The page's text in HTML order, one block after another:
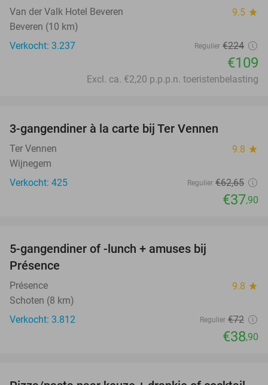
Van der Valk Hotel Beveren 9.5 star
Beveren (10 km)
Verkocht: 3.237
Regulier €224
€109
Excl. ca. €2,20 p.p.p.n. toeristenbelasting
3-gangendiner à la carte bij Ter Vennen
Ter Vennen 9.8 star
Wijnegem
Verkocht: 425
Regulier €62,65
€37,90
5-gangendiner of -lunch + amuses bij
Présence
Présence 9.8 star
Schoten (8 km)
Verkocht: 3.812
Regulier €72
€38,90